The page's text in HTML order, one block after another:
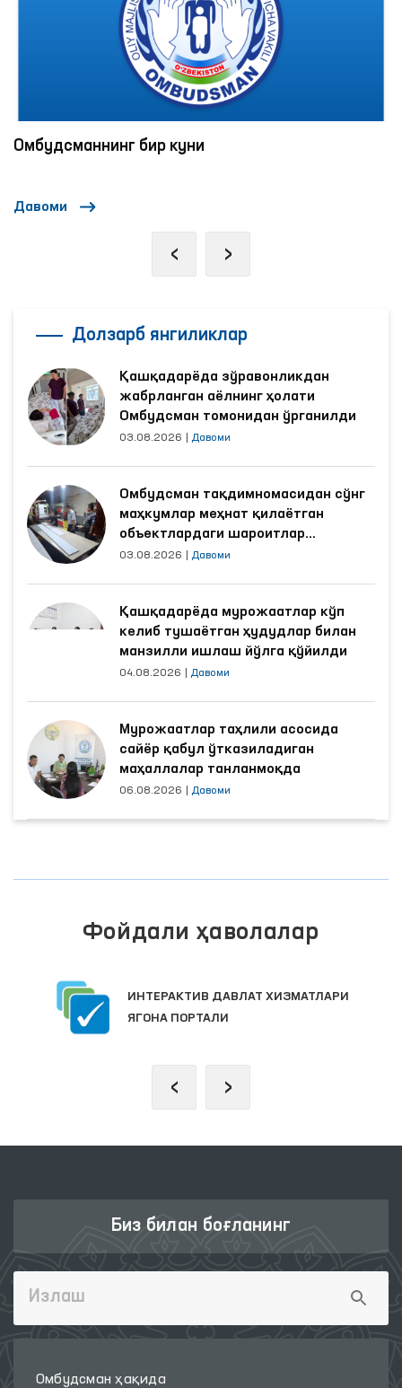
қўйилиши билан боғлиқ устувор вазифалар
Омбудсманнинг бир куни
Давоми
‹ ›
Долзарб янгиликлар
Қашқадарёда зўравонликдан
жабрланган аёлнинг ҳолати
Омбудсман томонидан ўрганилди
03.08.2026 Давоми
Омбудсман тақдимномасидан сўнг
маҳкумлар меҳнат қилаётган
объектлардаги шароитлар
яхшиланди
03.08.2026 Давоми
Қашқадарёда мурожаатлар кўп
келиб тушаётган ҳудудлар билан
манзилли ишлаш йўлга қўйилди
04.08.2026 Давоми
Мурожаатлар таҳлили асосида
сайёр қабул ўтказиладиган
маҳаллалар танланмоқда
06.08.2026 Давоми
Фойдали ҳаволалар
ИНТЕРАКТИВ ДАВЛАТ ХИЗМАТЛАРИ
ЯГОНА ПОРТАЛИ
‹ ›
Биз билан боғланинг
Омбудсман ҳақида